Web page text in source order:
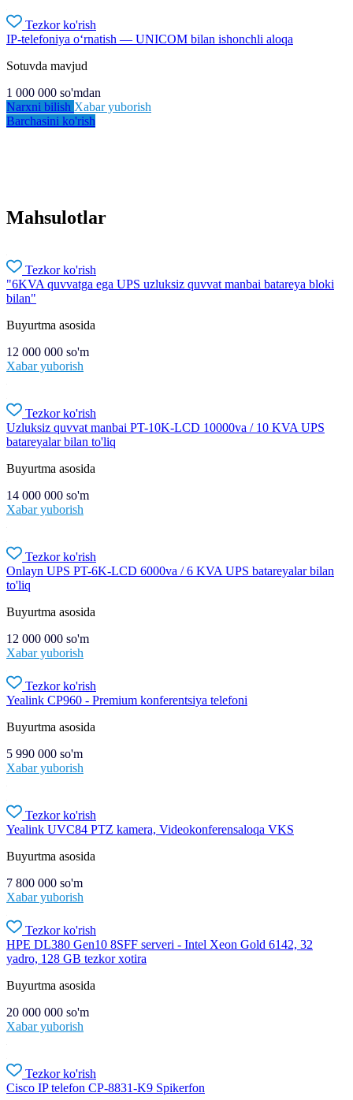
Tezkor ko'rish
IP-telefoniya o‘rnatish — UNICOM bilan ishonchli aloqa
Sotuvda mavjud
1 000 000 so'mdan
Narxni bilish Xabar yuborish
Barchasini ko'rish
Mahsulotlar
Tezkor ko'rish
"6KVA quvvatga ega UPS uzluksiz quvvat manbai batareya bloki
bilan"
Buyurtma asosida
12 000 000 so'm
Xabar yuborish
Tezkor ko'rish
Uzluksiz quvvat manbai PT-10K-LCD 10000va / 10 KVA UPS
batareyalar bilan to'liq
Buyurtma asosida
14 000 000 so'm
Xabar yuborish
Tezkor ko'rish
Onlayn UPS PT-6K-LCD 6000va / 6 KVA UPS batareyalar bilan
to'liq
Buyurtma asosida
12 000 000 so'm
Xabar yuborish
Tezkor ko'rish
Yealink CP960 - Premium konferentsiya telefoni
Buyurtma asosida
5 990 000 so'm
Xabar yuborish
Tezkor ko'rish
Yealink UVC84 PTZ kamera, Videokonferensaloqa VKS
Buyurtma asosida
7 800 000 so'm
Xabar yuborish
Tezkor ko'rish
HPE DL380 Gen10 8SFF serveri - Intel Xeon Gold 6142, 32
yadro, 128 GB tezkor xotira
Buyurtma asosida
20 000 000 so'm
Xabar yuborish
Tezkor ko'rish
Cisco IP telefon CP-8831-K9 Spikerfon